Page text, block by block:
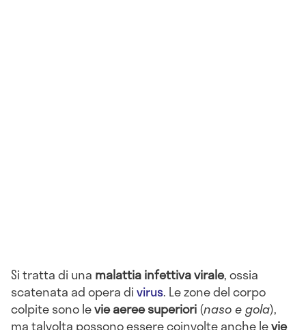
Si tratta di una malattia infettiva virale, ossia
scatenata ad opera divirus. Le zone del corpo
colpite sono levie aeree superiori(naso e gola),
ma talvolta possono essere coinvolte anche levie